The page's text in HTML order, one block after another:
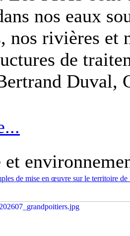
nos eaux
nos rivières et
de
Duval,
de mise en œuvre sur le territoire de